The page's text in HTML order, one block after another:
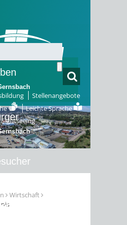
Stellenangebote
Leichte Sprache
Sightseeing
Wirtschaft